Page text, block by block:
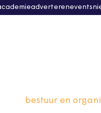
adverterenevents
bestuur en